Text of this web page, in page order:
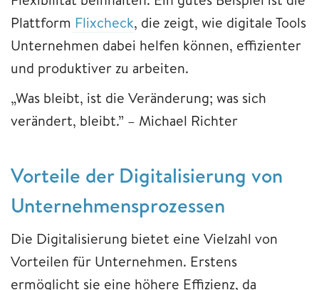
Plattform Flixcheck, die zeigt, wie digitale Tools
Unternehmen dabei helfen können, effizienter
und produktiver zu arbeiten.
„Was bleibt, ist die Veränderung; was sich
verändert, bleibt.” – Michael Richter
Vorteile der Digitalisierung von
Unternehmensprozessen
Die Digitalisierung bietet eine Vielzahl von
Vorteilen für Unternehmen. Erstens
ermöglicht sie eine höhere Effizienz, da